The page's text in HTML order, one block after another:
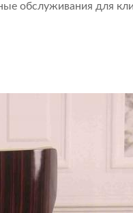
обслуживания для